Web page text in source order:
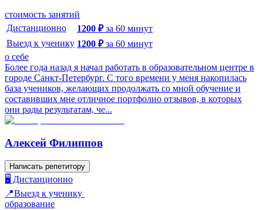
стоимость занятий
Дистанционно
1200 ₽ за 60 минут
Выезд к ученику 1200 ₽ за 60 минут
о себе
Более года назад я начал работать в образовательном центре в
городе Санкт-Петербург. С того времени у меня накопилась
база учеников, желающих продолжать со мной обучение и
составивших мне отличное портфолио отзывов, в которых
они рады результатам, че...
Алексей Филиппов
Написать репетитору
🖥️ Дистанционно
📍Выезд к ученику
образование